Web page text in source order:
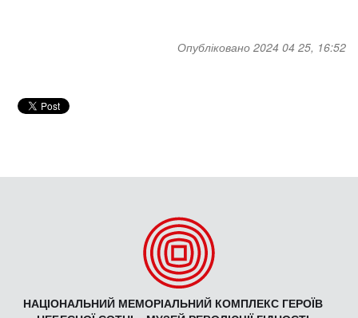
Опубліковано 2024 04 25, 16:52
НАЦІОНАЛЬНИЙ МЕМОРІАЛЬНИЙ КОМПЛЕКС ГЕРОЇВ